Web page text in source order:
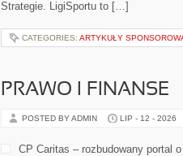
Strategie. LigiSportu to […]
CATEGORIES: ARTYKUŁY
PRAWO I FINANSE
POSTED BY ADMIN LIP - 12 - 2026
CP Caritas – rozbudowany portal